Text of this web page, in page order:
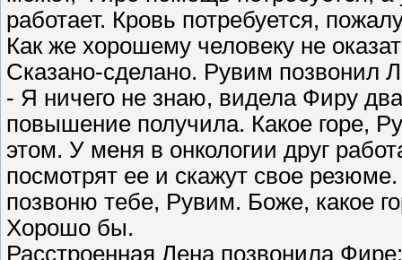
работает. Кровь потребуется,
Как же хорошему человеку не
Сказано-сделано. Рувим позвонил
- Я ничего не знаю, видела Фиру
повышение получила. Какое горе,
этом. У меня в онкологии друг
посмотрят ее и скажут свое
позвоню тебе, Рувим. Боже, какое
Хорошо бы.
Расстроенная Лена позвонила Фире: